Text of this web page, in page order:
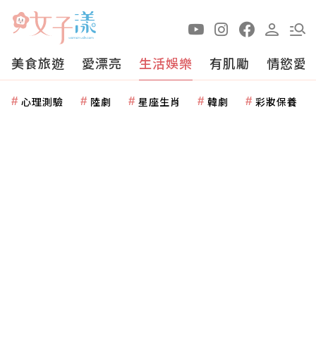
美食旅遊 愛漂亮 生活娛樂 有肌勵 情慾愛
心理測驗 陸劇 星座生肖 韓劇 彩妝保養